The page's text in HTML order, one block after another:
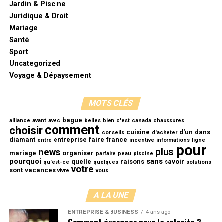
montant des allocations sera calculé en fonction de la
déclaration annuelle du chiffre d’affaires (déclaration
mensuelle : 80 % de l’ARE ; trimestrielle : 70 %).
• Les autres aides propres à la région
parisienne
Elles sont nombreuses, mais nous allons prendre deux
aides, en guise d’illustration. Le premier exemple
concerne le PIA ou Paris innovation amorçage, une aide
destinée à prendre sous les ailes de la ville Parisienne, en
collaboration avec la BPI France ou banque publique
d’investissement, toutes les entreprises innovantes qui
sont membres des incubateurs labélisées tel que Paris
procéder à une expérimentation professionnelle en
termes de projets innovants. Cela consiste donc à
financer les projets de ces dites entreprises qui sont en
Jardin & Piscine
Juridique & Droit
Mariage
Santé
Sport
Uncategorized
Voyage & Dépaysement
MOTS CLÉS
alliance avant avec bague belles bien c'est canada chaussures
choisir comment conseils cuisine d'acheter d'un dans
diamant entre entreprise faire france incentive informations ligne
mariage news organiser parfaire peau piscine plus pour
pourquoi qu'est-ce quelle quelques raisons sans savoir solutions
sont vacances vivre votre vous
A LA UNE
ENTREPRISE & BUSINESS 4 ans ago